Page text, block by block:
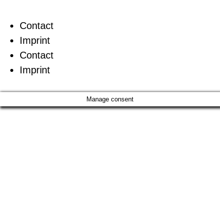
Contact
Imprint
Contact
Imprint
Manage consent